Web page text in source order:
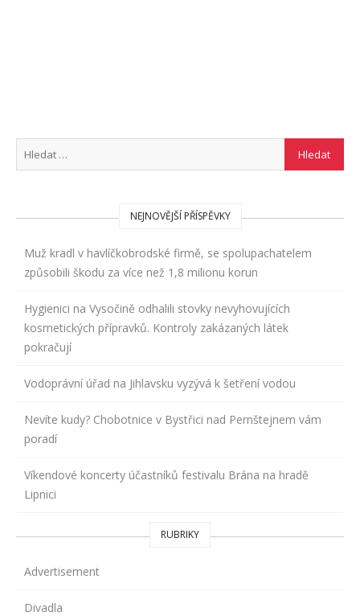
NEJNOVĚJŠÍ PŘÍSPĚVKY
Muž kradl v havlíčkobrodské firmě, se spolupachatelem
způsobili škodu za více než 1,8 milionu korun
Hygienici na Vysočině odhalili stovky nevyhovujících
kosmetických přípravků. Kontroly zakázaných látek
pokračují
Vodoprávní úřad na Jihlavsku vyzývá k šetření vodou
Nevíte kudy? Chobotnice v Bystřici nad Pernštejnem vám
poradí
Víkendové koncerty účastníků festivalu Brána na hradě
Lipnici
RUBRIKY
Advertisement
Divadla